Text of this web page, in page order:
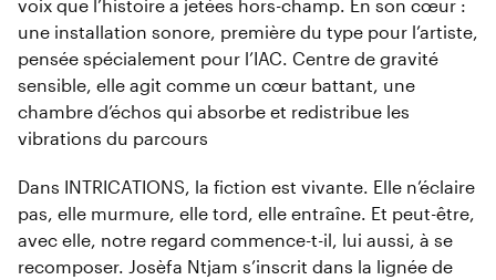
voix que l’histoire a jetées hors-champ. En son cœur :
une installation sonore, première du type pour l’artiste,
pensée spécialement pour l’IAC. Centre de gravité
sensible, elle agit comme un cœur battant, une
chambre d’échos qui absorbe et redistribue les
vibrations du parcours
Dans INTRICATIONS, la fiction est vivante. Elle n’éclaire
pas, elle murmure, elle tord, elle entraîne. Et peut-être,
avec elle, notre regard commence-t-il, lui aussi, à se
recomposer. Josèfa Ntjam s’inscrit dans la lignée de